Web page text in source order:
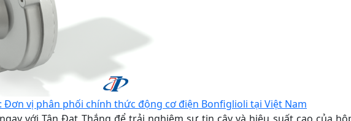
Đơn vị phân phối chính thức động cơ điện Bonfiglioli tại Việt Nam